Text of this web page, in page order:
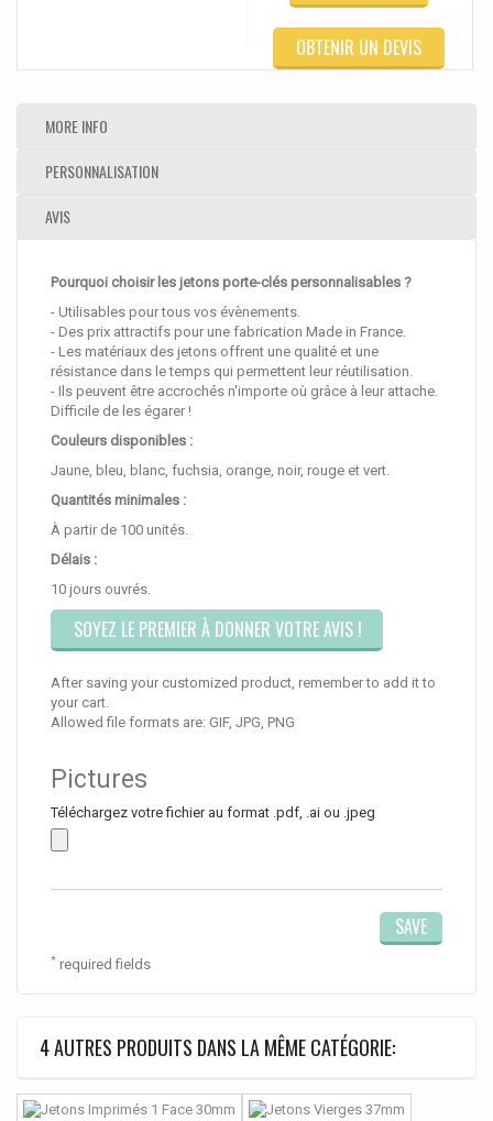
OBTENIR UN DEVIS
MORE INFO
PERSONNALISATION
AVIS
Pourquoi choisir les jetons porte-clés personnalisables ?
- Utilisables pour tous vos évènements.
- Des prix attractifs pour une fabrication Made in France.
- Les matériaux des jetons offrent une qualité et une
résistance dans le temps qui permettent leur réutilisation.
- Ils peuvent être accrochés n'importe où grâce à leur attache.
Difficile de les égarer !
Couleurs disponibles :
Jaune, bleu, blanc, fuchsia, orange, noir, rouge et vert.
Quantités minimales :
À partir de 100 unités.
Délais :
10 jours ouvrés.
SOYEZ LE PREMIER À DONNER VOTRE AVIS !
After saving your customized product, remember to add it to
your cart.
Allowed file formats are: GIF, JPG, PNG
Pictures
Téléchargez votre fichier au format .pdf, .ai ou .jpeg
* required fields
4 AUTRES PRODUITS DANS LA MÊME CATÉGORIE: